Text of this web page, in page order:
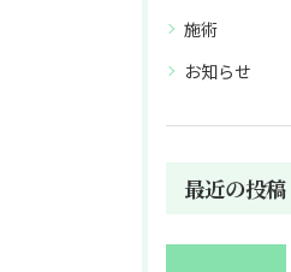
施術
お知らせ
最近の投稿